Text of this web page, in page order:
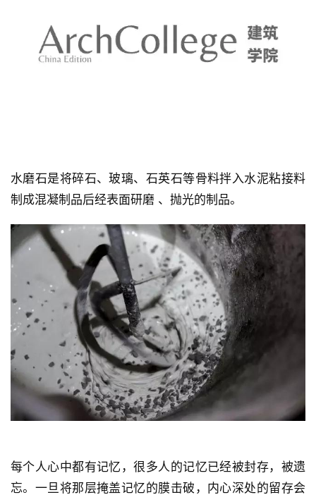
水磨石是将碎石、玻璃、石英石等骨料拌入水泥粘接料
制成混凝制品后经表面研磨 、抛光的制品。